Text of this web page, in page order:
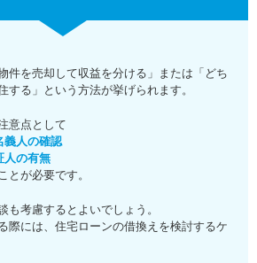
件を売却して収益を分ける」または「どち
する」という方法が挙げられます。
意点として
義人の確認
人の有無
とが必要です。
も考慮するとよいでしょう。
際には、住宅ローンの借換えを検討するケ